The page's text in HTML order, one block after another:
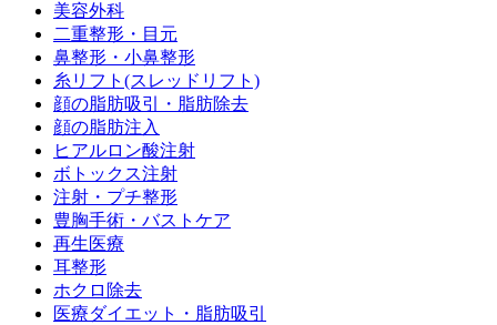
美容外科
二重整形・目元
鼻整形・小鼻整形
糸リフト(スレッドリフト)
顔の脂肪吸引・脂肪除去
顔の脂肪注入
ヒアルロン酸注射
ボトックス注射
注射・プチ整形
豊胸手術・バストケア
再生医療
耳整形
ホクロ除去
医療ダイエット・脂肪吸引